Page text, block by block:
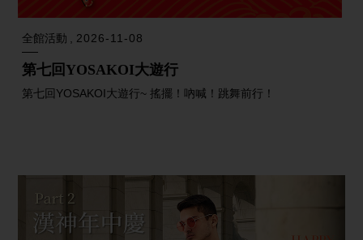
全館活動 2026-11-08
第七回YOSAKOI大遊行
第七回YOSAKOI大遊行~ 搖擺！吶喊！跳舞前行！